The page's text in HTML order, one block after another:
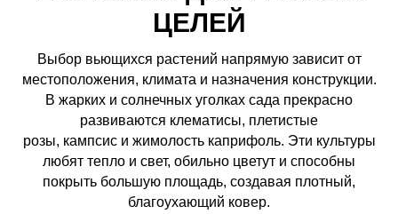
ЦЕЛЕЙ
Выбор вьющихся растений напрямую зависит от
местоположения, климата и назначения конструкции.
В жарких и солнечных уголках сада прекрасно
развиваются клематисы, плетистые
розы, кампсис и жимолость каприфоль. Эти культуры
любят тепло и свет, обильно цветут и способны
покрыть большую площадь, создавая плотный,
благоухающий ковер.